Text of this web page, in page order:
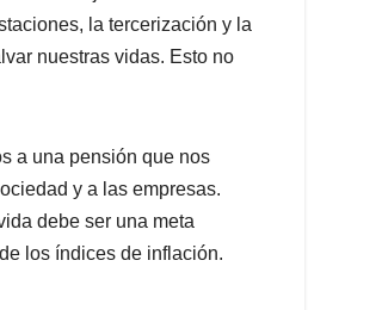
la tercerización y la
nuestras vidas. Esto no
a una pensión que nos
y a las empresas.
debe ser una meta
los índices de inflación.